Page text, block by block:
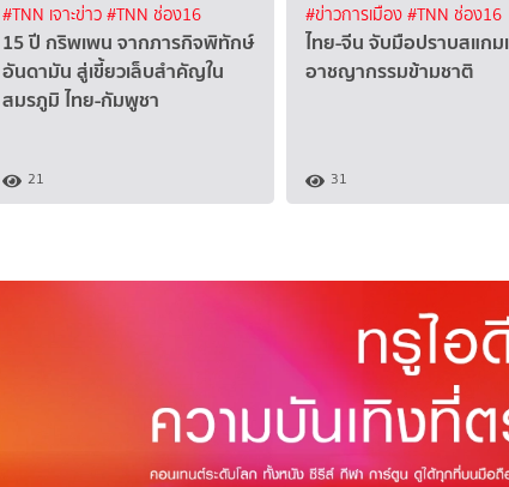
#TNN เจาะข่าว#TNN ช่อง16
15 ปี กริพเพน จากภารกิจพิทักษ์
อันดามัน สู่เขี้ยวเล็บสำคัญใน
สมรภูมิ ไทย-กัมพูชา
21
#ข่าวการเมือง#TNN ช่อง16
ไทย-จีน จับมือปราบสแกม
อาชญากรรมข้ามชาติ
31